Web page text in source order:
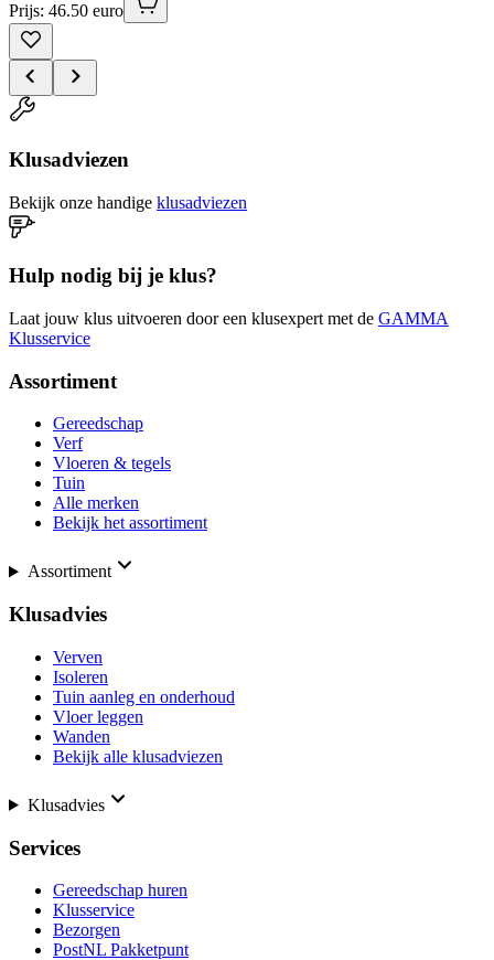
Prijs: 46.50 euro
Klusadviezen
Bekijk onze handige klusadviezen
Hulp nodig bij je klus?
Laat jouw klus uitvoeren door een klusexpert met de GAMMA
Klusservice
Assortiment
Gereedschap
Verf
Vloeren & tegels
Tuin
Alle merken
Bekijk het assortiment
Assortiment
Klusadvies
Verven
Isoleren
Tuin aanleg en onderhoud
Vloer leggen
Wanden
Bekijk alle klusadviezen
Klusadvies
Services
Gereedschap huren
Klusservice
Bezorgen
PostNL Pakketpunt